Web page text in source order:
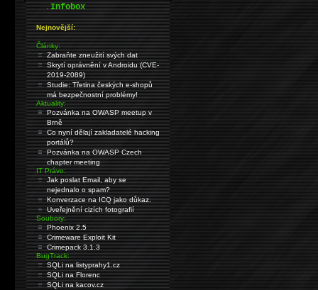
.Infobox
Nejnovější:
Články:
Zabraňte zneužití svých dat
Skrytí oprávnění v Androidu (CVE-
2019-2089)
Studie: Třetina českých e-shopů
má bezpečnostní problémy!
Aktuality:
Pozvánka na OWASP meetup v
Brně
Co nyní dělají zakladatelé hacking
portálů?
Pozvánka na OWASP Czech
chapter meeting
IT Právo:
Jak poslat Email, aby se
nejednalo o spam?
Konverzace na ICQ jako důkaz.
Uveřejnění cizích fotografií
Soubory:
Phoenix 2.5
Crimeware Exploit Kit
Crimepack 3.1.3
BugTrack:
SQLi na listyprahy1.cz
SQLi na Florenc
SQLi na kacov.cz